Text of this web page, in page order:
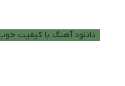
دانلود آهنگ با کیفیت خوب